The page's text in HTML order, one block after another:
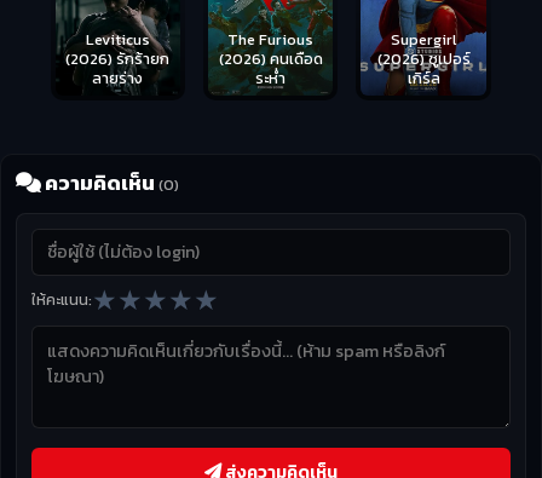
Leviticus
(2026) รักร้ายก
ลายร่าง
The Furious
(2026) คนเดือด
ระห่ำ
Supergirl
(2026) ซูเปอร์
เกิร์ล
ความคิดเห็น (0)
ให้คะแนน:★★★★★
ส่งความคิดเห็น